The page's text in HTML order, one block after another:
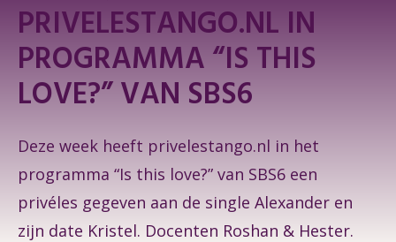
PRIVELESTANGO.NL IN
PROGRAMMA “IS THIS
LOVE?” VAN SBS6
Deze week heeft privelestango.nl in het
programma “Is this love?” van SBS6 een
privéles gegeven aan de single Alexander en
zijn date Kristel. Docenten Roshan & Hester.